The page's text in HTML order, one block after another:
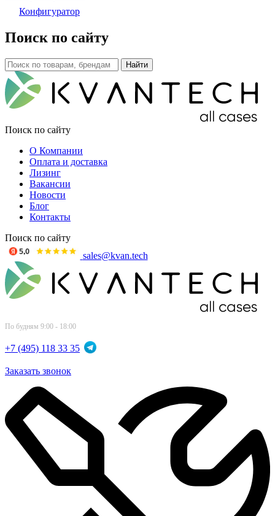
Конфигуратор
Поиск по сайту
Поиск по сайту
О Компании
Оплата и доставка
Лизинг
Вакансии
Новости
Блог
Контакты
Поиск по сайту
sales@kvan.tech
По будням 9:00 - 18:00
+7 (495) 118 33 35
Заказать звонок